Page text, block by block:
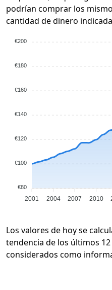
podrían comprar los
cantidad de dinero
€200
€180
€160
€140
€120
€100
€80
2001 2004 2007 2010
Los valores de hoy se
tendencia de los últimos
considerados como